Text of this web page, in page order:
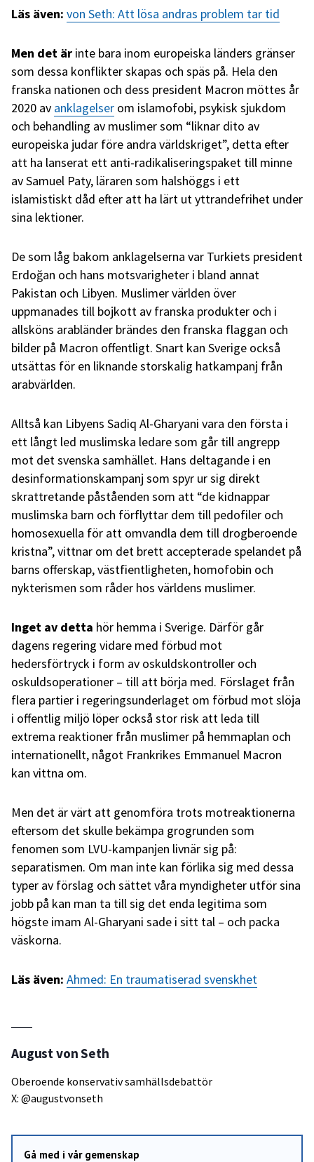
Läs även: von Seth: Att lösa andras problem tar tid
Men det är inte bara inom europeiska länders gränser
som dessa konflikter skapas och späs på. Hela den
franska nationen och dess president Macron möttes år
2020 av anklagelser om islamofobi, psykisk sjukdom
och behandling av muslimer som “liknar dito av
europeiska judar före andra världskriget”, detta efter
att ha lanserat ett anti-radikaliseringspaket till minne
av Samuel Paty, läraren som halshöggs i ett
islamistiskt dåd efter att ha lärt ut yttrandefrihet under
sina lektioner.
De som låg bakom anklagelserna var Turkiets president
Erdoğan och hans motsvarigheter i bland annat
Pakistan och Libyen. Muslimer världen över
uppmanades till bojkott av franska produkter och i
allsköns arabländer brändes den franska flaggan och
bilder på Macron offentligt. Snart kan Sverige också
utsättas för en liknande storskalig hatkampanj från
arabvärlden.
Alltså kan Libyens Sadiq Al-Gharyani vara den första i
ett långt led muslimska ledare som går till angrepp
mot det svenska samhället. Hans deltagande i en
desinformationskampanj som spyr ur sig direkt
skrattretande påståenden som att “de kidnappar
muslimska barn och förflyttar dem till pedofiler och
homosexuella för att omvandla dem till drogberoende
kristna”, vittnar om det brett accepterade spelandet på
barns offerskap, västfientligheten, homofobin och
nykterismen som råder hos världens muslimer.
Inget av detta hör hemma i Sverige. Därför går
dagens regering vidare med förbud mot
hedersförtryck i form av oskuldskontroller och
oskuldsoperationer – till att börja med. Förslaget från
flera partier i regeringsunderlaget om förbud mot slöja
i offentlig miljö löper också stor risk att leda till
extrema reaktioner från muslimer på hemmaplan och
internationellt, något Frankrikes Emmanuel Macron
kan vittna om.
Men det är värt att genomföra trots motreaktionerna
eftersom det skulle bekämpa grogrunden som
fenomen som LVU-kampanjen livnär sig på:
separatismen. Om man inte kan förlika sig med dessa
typer av förslag och sättet våra myndigheter utför sina
jobb på kan man ta till sig det enda legitima som
högste imam Al-Gharyani sade i sitt tal – och packa
väskorna.
Läs även: Ahmed: En traumatiserad svenskhet
August von Seth
Oberoende konservativ samhällsdebattör
X: @augustvonseth
Gå med i vår gemenskap